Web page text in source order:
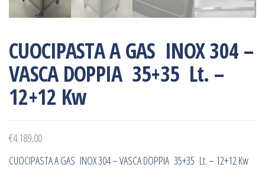
CUOCIPASTA A GAS INOX 304 –
VASCA DOPPIA 35+35 Lt. –
12+12 Kw
€4.189,00
CUOCIPASTA A GAS INOX 304 – VASCA DOPPIA 35+35 Lt. – 12+12 Kw